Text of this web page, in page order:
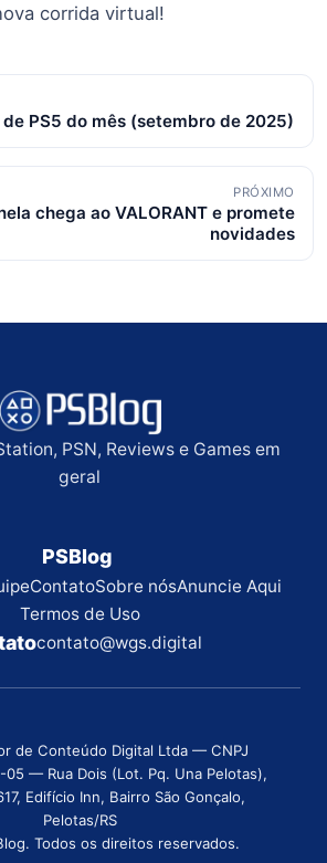
corrida virtual!
PS5 do mês (setembro de 2025)
PRÓXIMO
chega ao VALORANT e promete
novidades
PSN, Reviews e Games em
geral
PSBlog
ContatoSobre nósAnuncie Aqui
Termos de Uso
contato@wgs.digital
de Conteúdo Digital Ltda — CNPJ
05 — Rua Dois (Lot. Pq. Una Pelotas),
Edifício Inn, Bairro São Gonçalo,
Pelotas/RS
Todos os direitos reservados.